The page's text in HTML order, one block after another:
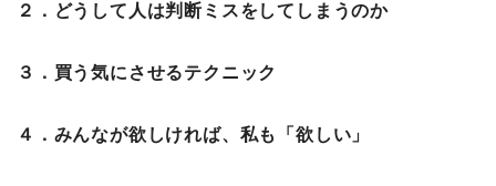
２．どうして人は判断ミスをしてしまうのか
３．買う気にさせるテクニック
４．みんなが欲しければ、私も「欲しい」